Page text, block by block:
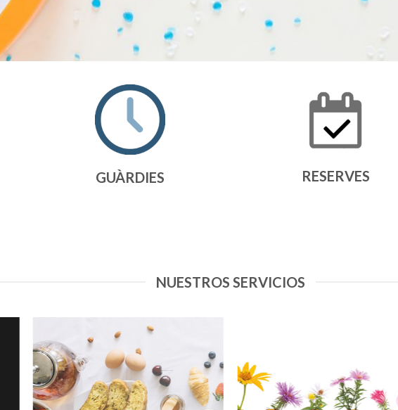
GUÀRDIES RESERVES
NUESTROS SERVICIOS